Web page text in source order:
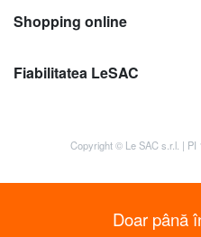
Shopping online
Fiabilitatea LeSAC
Copyright © Le SAC s.r.l. | PI
Doar până